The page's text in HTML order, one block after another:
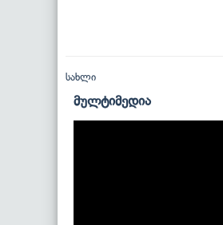
სახლი
მულტიმედია